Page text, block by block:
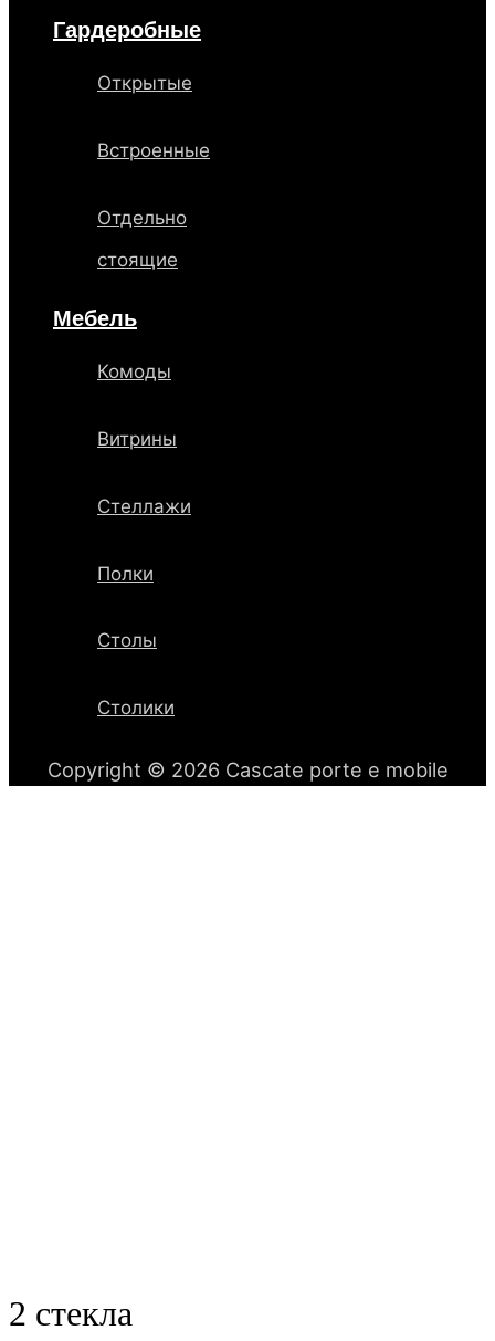
Гардеробные
Открытые
Встроенные
Отдельно
стоящие
Мебель
Комоды
Витрины
Стеллажи
Полки
Столы
Столики
Copyright © 2026 Cascate porte e mobile
2 стекла